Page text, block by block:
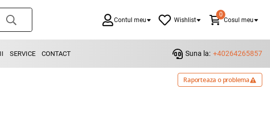
Contul meu Wishlist
0
Cosul meu
SERVICE CONTACT Suna la: +40264265857
Raporteaza o problema